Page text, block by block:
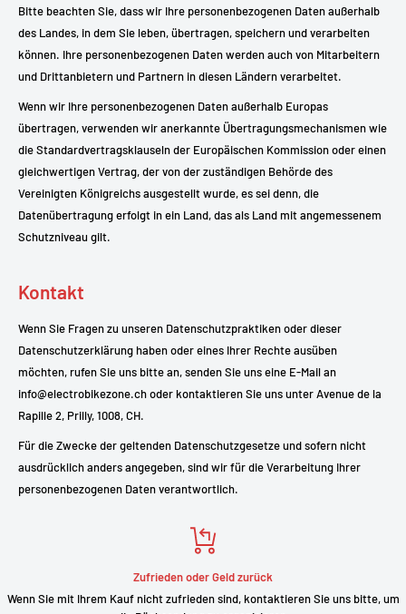
Bitte beachten Sie, dass wir Ihre personenbezogenen Daten außerhalb
des Landes, in dem Sie leben, übertragen, speichern und verarbeiten
können. Ihre personenbezogenen Daten werden auch von Mitarbeitern
und Drittanbietern und Partnern in diesen Ländern verarbeitet.
Wenn wir Ihre personenbezogenen Daten außerhalb Europas
übertragen, verwenden wir anerkannte Übertragungsmechanismen wie
die Standardvertragsklauseln der Europäischen Kommission oder einen
gleichwertigen Vertrag, der von der zuständigen Behörde des
Vereinigten Königreichs ausgestellt wurde, es sei denn, die
Datenübertragung erfolgt in ein Land, das als Land mit angemessenem
Schutzniveau gilt.
Kontakt
Wenn Sie Fragen zu unseren Datenschutzpraktiken oder dieser
Datenschutzerklärung haben oder eines Ihrer Rechte ausüben
möchten, rufen Sie uns bitte an, senden Sie uns eine E-Mail an
info@electrobikezone.ch oder kontaktieren Sie uns unter Avenue de la
Rapille 2, Prilly, 1008, CH.
Für die Zwecke der geltenden Datenschutzgesetze und sofern nicht
ausdrücklich anders angegeben, sind wir für die Verarbeitung Ihrer
personenbezogenen Daten verantwortlich.
Zufrieden oder Geld zurück
Wenn Sie mit Ihrem Kauf nicht zufrieden sind, kontaktieren Sie uns bitte, um